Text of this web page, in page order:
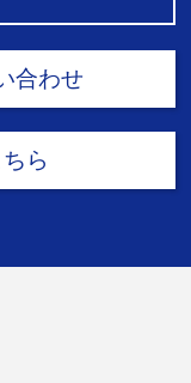
合わせ
ら